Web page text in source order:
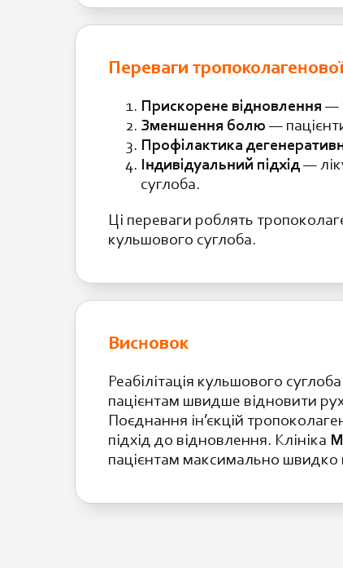
Переваги
Прискорене відновлення —
Зменшення болю —
Профілактика
Індивідуальний підхід —
суглоба.
Ці переваги роблять
кульшового суглоба.
Висновок
Реабілітація кульшового
пацієнтам швидше відновити
Поєднання ін’єкцій
підхід до відновлення. Клініка
пацієнтам максимально швидко